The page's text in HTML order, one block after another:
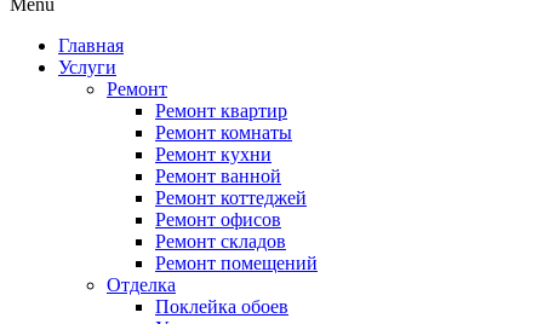
Menu
Главная
Услуги
Ремонт
Ремонт квартир
Ремонт комнаты
Ремонт кухни
Ремонт ванной
Ремонт коттеджей
Ремонт офисов
Ремонт складов
Ремонт помещений
Отделка
Поклейка обоев